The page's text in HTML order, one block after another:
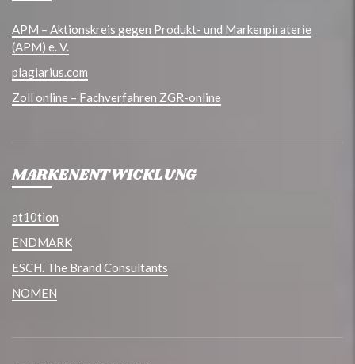
APM – Aktionskreis gegen Produkt- und Markenpiraterie
(APM) e. V.
plagiarius.com
Zoll online – Fachverfahren ZGR-online
MARKENENTWICKLUNG
at10tion
ENDMARK
ESCH. The Brand Consultants
NOMEN